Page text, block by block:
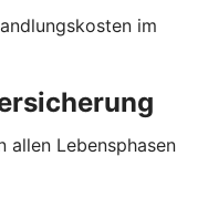
im
allen Lebensphasen